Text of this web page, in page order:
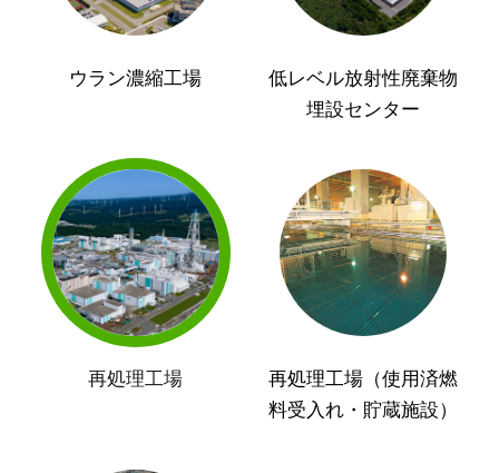
ウラン濃縮工場
低レベル放射性廃棄物
埋設センター
再処理工場
再処理工場（使用済燃
料受入れ・貯蔵施設）